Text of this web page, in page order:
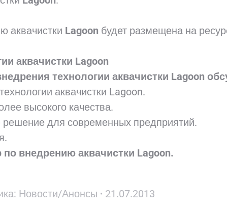
аквачистки Lagoon будет размещена на
аквачистки Lagoon
технологии аквачистки Lagoon
аквачистки Lagoon.
высокого качества.
для современных предприятий.
внедрению аквачистки Lagoon.
Новости/Анонсы 21.07.2013